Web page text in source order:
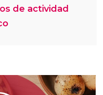
de actividad